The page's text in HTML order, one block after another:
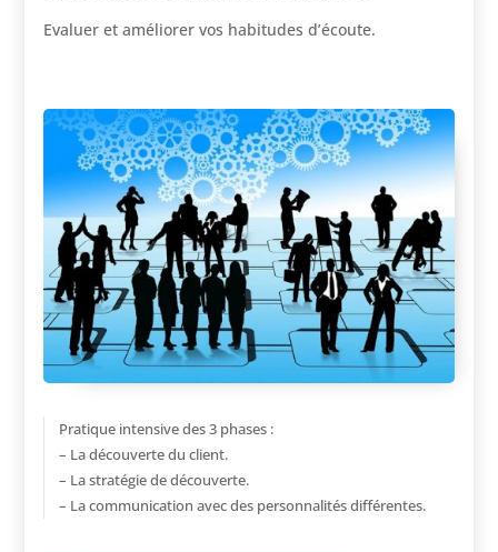
Evaluer et améliorer vos habitudes d’écoute.
Pratique intensive des 3 phases :
– La découverte du client.
– La stratégie de découverte.
– La communication avec des personnalités différentes.